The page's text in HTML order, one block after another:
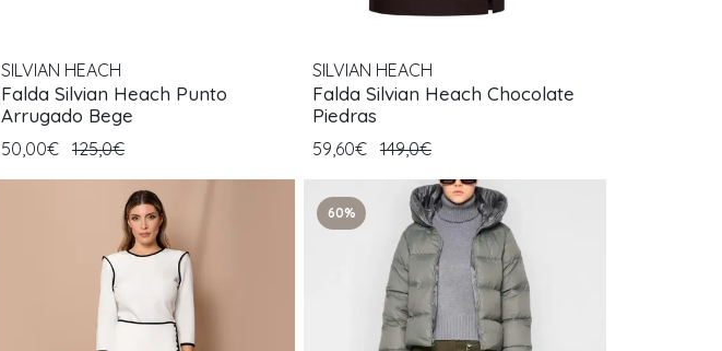
SILVIAN HEACH
Falda Silvian Heach Punto
Arrugado Bege
50,00€ 125,0€
SILVIAN HEACH
Falda Silvian Heach Chocolate
Piedras
59,60€ 149,0€
60%